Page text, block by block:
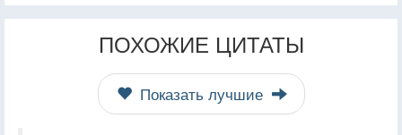
ПОХОЖИЕ ЦИТАТЫ
Показать лучшие